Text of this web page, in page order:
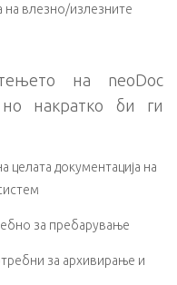
на влезно/излезните
на neoDoc
но накратко би ги
целата документација на
за пребарување
за архивирање и